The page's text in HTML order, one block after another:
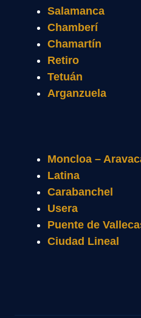
Salamanca
Chamberí
Chamartín
Retiro
Tetuán
Arganzuela
Moncloa –
Latina
Carabanchel
Usera
Puente de
Ciudad Lineal